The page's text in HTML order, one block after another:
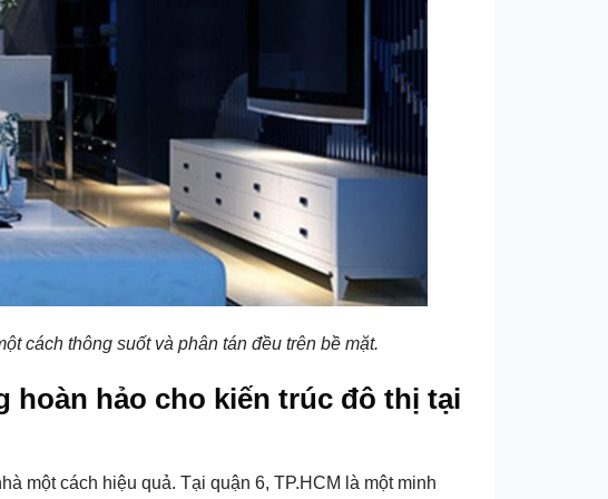
cách thông suốt và phân tán đều trên bề mặt.
hoàn hảo cho kiến trúc đô thị tại
một cách hiệu quả. Tại quận 6, TP.HCM là một minh